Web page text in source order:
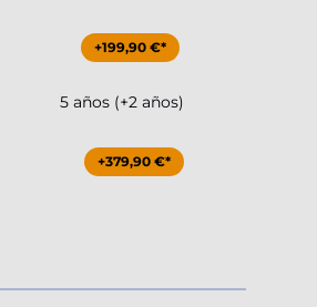
+199,90 €*
5 años (+2 años)
+379,90 €*